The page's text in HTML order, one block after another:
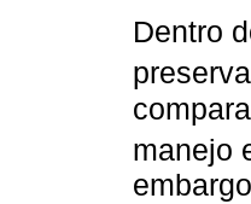
Dentro
manejo